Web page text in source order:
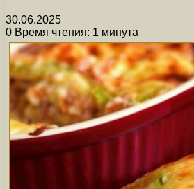
30.06.2025
0 Время чтения: 1 минута